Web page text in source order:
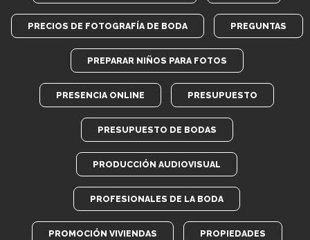
PRECIOS DE FOTOGRAFÍA DE BODA PREGUNTAS
PREPARAR NIÑOS PARA FOTOS
PRESENCIA ONLINE PRESUPUESTO
PRESUPUESTO DE BODAS
PRODUCCIÓN AUDIOVISUAL
PROFESIONALES DE LA BODA
PROMOCIÓN VIVIENDAS PROPIEDADES